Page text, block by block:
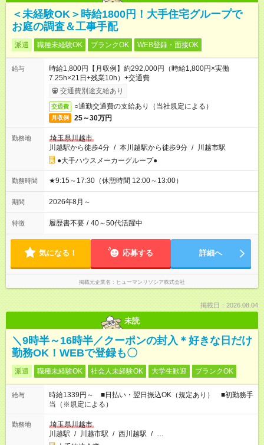
＜未経験OK＞時給1800円！大手住宅グループで
お庭の調査＆工事手配
派遣 職種未経験OK ブランクOK WEB登録・面接OK
給与
時給1,800円【月収例】約292,000円（時給1,800円×実働
7.25h×21日+残業10h）+交通費
交通費別途支給あり
交通費 ○通勤交通費の支給あり（当社規定による）
月収例 25～30万円
勤務地
埼玉県川越市
川越駅から徒歩4分 / 本川越駅から徒歩9分 / 川越市駅
●大手ハウスメーカーグループ●
勤務時間 ★9:15～17:30（休憩時間 12:00～13:00）
期間 2026年8月～
特徴 履歴書不要 / 40～50代活躍中
気になる！ 応募する 詳細へ
掲載元企業名 ヒューマンリソシア株式会社
掲載日：2026.08.04
未読
＼9時半～16時半／クーポンの封入＊好きな日だけ
勤務OK！WEBで登録も〇
派遣 職種未経験OK 社会人未経験OK 大学生歓迎 ブランクOK
給与
時給1339円～ ■日払い・翌日振込OK（規定あり） ■初勤務手
当（※規定による）
勤務地
埼玉県川越市
川越駅 / 川越市駅 / 西川越駅 / …